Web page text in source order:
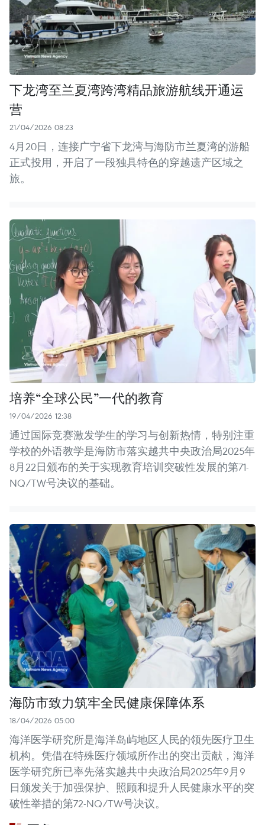
下龙湾至兰夏湾跨湾精品旅游航线开通运
营
21/04/2026 08:23
4月20日，连接广宁省下龙湾与海防市兰夏湾的游船
正式投用，开启了一段独具特色的穿越遗产区域之
旅。
培养“全球公民”一代的教育
19/04/2026 12:38
通过国际竞赛激发学生的学习与创新热情，特别注重
学校的外语教学是海防市落实越共中央政治局2025年
8月22日颁布的关于实现教育培训突破性发展的第71-
NQ/TW号决议的基础。
海防市致力筑牢全民健康保障体系
18/04/2026 05:00
海洋医学研究所是海洋岛屿地区人民的领先医疗卫生
机构。凭借在特殊医疗领域所作出的突出贡献，海洋
医学研究所已率先落实越共中央政治局2025年9月9
日颁发关于加强保护、照顾和提升人民健康水平的突
破性举措的第72-NQ/TW号决议。